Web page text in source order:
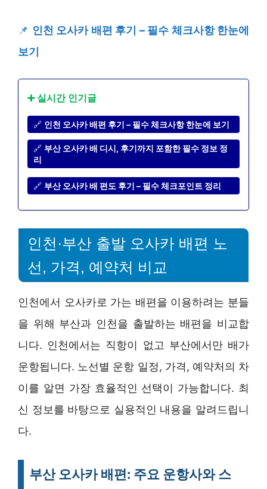
📌 인천 오사카 배편 후기 – 필수 체크사항 한눈에
보기
➕ 실시간 인기글
🔗 인천 오사카 배편 후기 – 필수 체크사항 한눈에 보기
🔗 부산 오사카 배 디시, 후기까지 포함한 필수 정보 정
리
🔗 부산 오사카 배 편도 후기 – 필수 체크포인트 정리
인천·부산 출발 오사카 배편 노
선, 가격, 예약처 비교
인천에서 오사카로 가는 배편을 이용하려는 분들
을 위해 부산과 인천을 출발하는 배편을 비교합
니다. 인천에서는 직항이 없고 부산에서만 배가
운항됩니다. 노선별 운항 일정, 가격, 예약처의 차
이를 알면 가장 효율적인 선택이 가능합니다. 최
신 정보를 바탕으로 실용적인 내용을 알려드립니
다.
부산 오사카 배편: 주요 운항사와 스